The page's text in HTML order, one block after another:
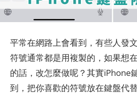
平常在網路上會看到，有些人發
符號通常都是用複製的，如果想
的話，改怎麼做呢？其實iPhone
到，把你喜歡的符號放在鍵盤代